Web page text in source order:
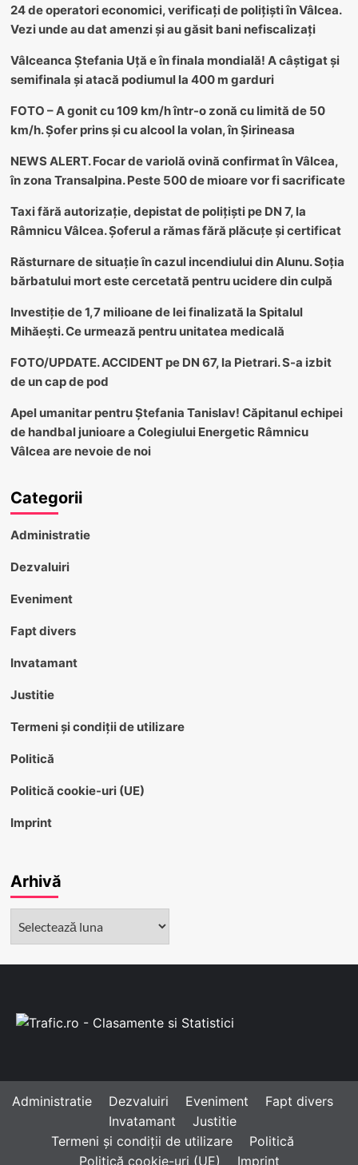
24 de operatori economici, verificați de polițiști în Vâlcea.
Vezi unde au dat amenzi și au găsit bani nefiscalizați
Vâlceanca Ștefania Uță e în finala mondială! A câștigat și
semifinala și atacă podiumul la 400 m garduri
FOTO – A gonit cu 109 km/h într-o zonă cu limită de 50
km/h. Șofer prins și cu alcool la volan, în Șirineasa
NEWS ALERT. Focar de variolă ovină confirmat în Vâlcea,
în zona Transalpina. Peste 500 de mioare vor fi sacrificate
Taxi fără autorizație, depistat de polițiști pe DN 7, la
Râmnicu Vâlcea. Șoferul a rămas fără plăcuțe și certificat
Răsturnare de situație în cazul incendiului din Alunu. Soția
bărbatului mort este cercetată pentru ucidere din culpă
Investiție de 1,7 milioane de lei finalizată la Spitalul
Mihăești. Ce urmează pentru unitatea medicală
FOTO/UPDATE. ACCIDENT pe DN 67, la Pietrari. S-a izbit
de un cap de pod
Apel umanitar pentru Ștefania Tanislav! Căpitanul echipei
de handbal junioare a Colegiului Energetic Râmnicu
Vâlcea are nevoie de noi
Categorii
Administratie
Dezvaluiri
Eveniment
Fapt divers
Invatamant
Justitie
Termeni și condiții de utilizare
Politică
Politică cookie-uri (UE)
Imprint
Arhivă
Administratie Dezvaluiri Eveniment
Fapt divers
Invatamant
Justitie
Termeni și condiții de utilizare
Politică
Politică cookie-uri (UE)
Imprint